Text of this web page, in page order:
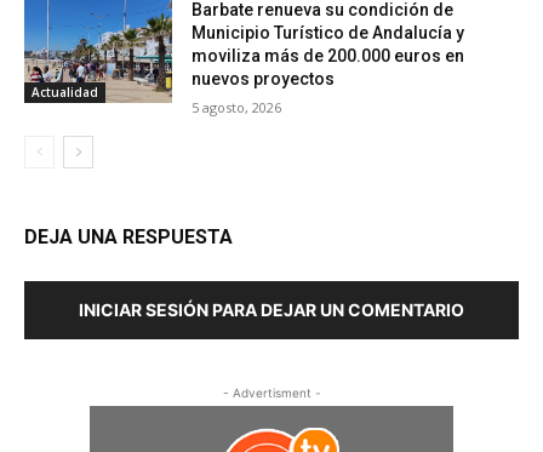
Actualidad
Barbate renueva su condición de
Municipio Turístico de Andalucía y
moviliza más de 200.000 euros en
nuevos proyectos
5 agosto, 2026
DEJA UNA RESPUESTA
INICIAR SESIÓN PARA DEJAR UN COMENTARIO
- Advertisment -